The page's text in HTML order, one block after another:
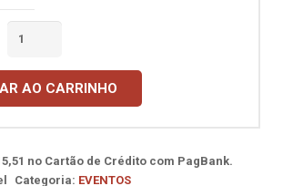
Yoga
na
Guru
quantidade
AO CARRINHO
no Cartão de Crédito com PagBank.
Categoria: EVENTOS